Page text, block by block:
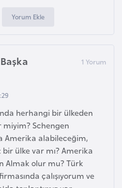
Yorum Ekle
herhangi bir ülkeden
Schengen
Amerika alabileceğim,
ülke var mı? Amerika
Almak olur mu? Türk
çalışıyorum ve